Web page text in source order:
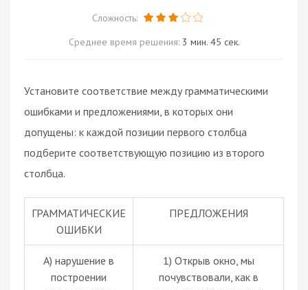
Сложность:
Среднее время решения: 3 мин. 45 сек.
Установите соответствие между грамматическими
ошибками и предложениями, в которых они
допущены: к каждой позиции первого столбца
подберите соответствующую позицию из второго
столбца.
ГРАММАТИЧЕСКИЕ
ОШИБКИ
ПРЕДЛОЖЕНИЯ
А) нарушение в
построении
1) Открыв окно, мы
почувствовали, как в